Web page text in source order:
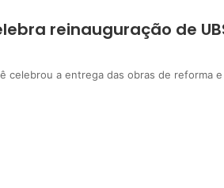
reinauguração de
a entrega das obras de reforma e